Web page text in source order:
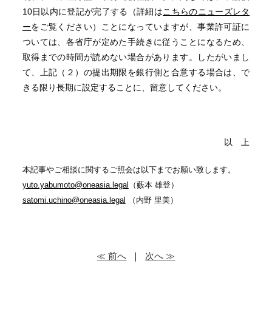
10日以内に登記が完了する（詳細はこちらのニューズレタ
ーをご覧ください）ことになっていますが、事業許可証に
ついては、各省庁が定めた手続きに従うことになるため、
取得までの時間が読めない場合があります。したがいまし
て、上記（２）の提出期限を銀行側と合意する場合は、で
きる限り長期に設定することに、留意してください。
以 上
本記事やご相談に関するご照会は以下までお願い致します。
yuto.yabumoto@oneasia.legal
（藪本 雄登）
satomi.uchino@oneasia.legal
（内野 里美）
≪ 前へ ｜ 次へ ≫